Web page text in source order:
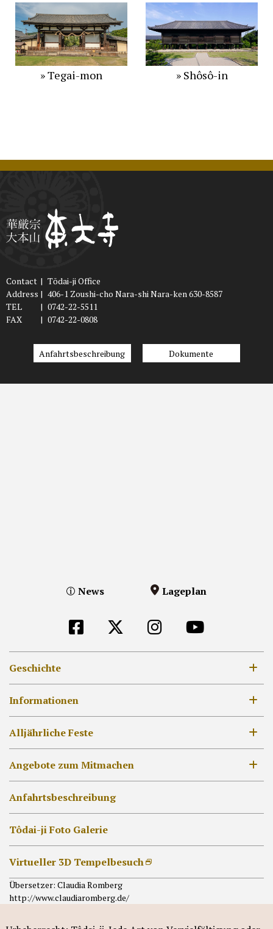
» Tegai-mon » Shôsô-in
Contact | Tōdai-ji Office
Address | 406-1 Zoushi-cho Nara-shi Nara-ken 630-8587
TEL
| 0742-22-5511
FAX
| 0742-22-0808
Anfahrtsbeschreibung Dokumente
News Lageplan
Geschichte
8. Jahrhundert
12.-14. Jahrhundert
17.-18. Jahrhundert
19. Jahrhundert –
Informationen
Öffnungszeiten & Eintrittsgebühren
Lageplan
Daibutsu-den
Hokke-dô
Andere Gebäude
Alljährliche Feste
Liste der Alljährlichen Feste
Angebote zum Mitmachen
Sutras, Buddhas
Goshuin
[DE]外部リンク他
Anfahrtsbeschreibung
Tôdai-ji Foto Galerie
Virtueller 3D Tempelbesuch
Übersetzer: Claudia Romberg
http://www.claudiaromberg.de/